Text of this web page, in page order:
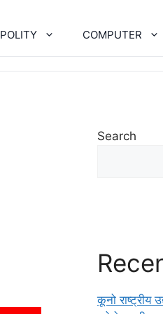
POLITY COMPUTER
Search
कूनो राष्ट्रीय